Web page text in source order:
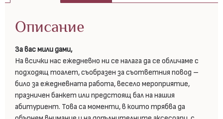
Описание
За вас мили дами,
На всички нас ежедневно ни се налага да се обличаме с
подходящ тоалет, съобразен за съответния повод –
било за ежедневната работа, весело мероприятие,
празничен банкет или предстоящ бал на нашия
абитуриент. Това са моменти, в които трябва да